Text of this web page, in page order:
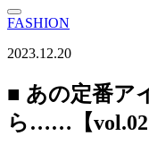
FASHION
2023.12.20
■ あの定番ア
ら……【vol.02